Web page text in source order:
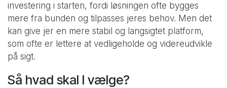
investering i starten, fordi løsningen ofte bygges
mere fra bunden og tilpasses jeres behov. Men det
kan give jer en mere stabil og langsigtet platform,
som ofte er lettere at vedligeholde og videreudvikle
på sigt.
Så hvad skal I vælge?